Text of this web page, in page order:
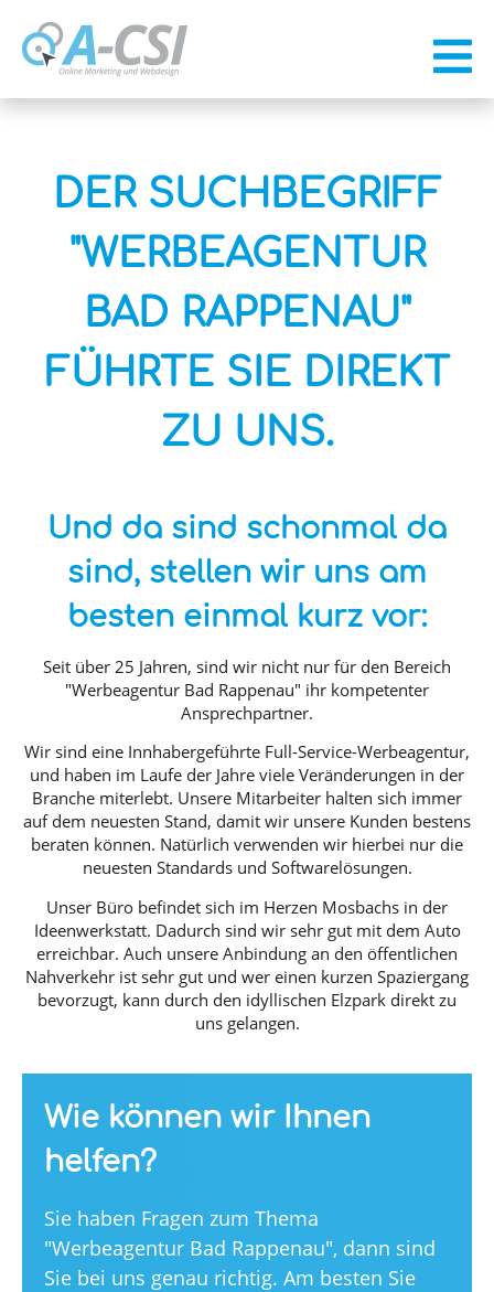
DER SUCHBEGRIFF
"WERBEAGENTUR
BAD RAPPENAU"
FÜHRTE SIE DIREKT
ZU UNS.
Und da sind schonmal da
sind, stellen wir uns am
besten einmal kurz vor:
Seit über 25 Jahren, sind wir nicht nur für den Bereich
"Werbeagentur Bad Rappenau" ihr kompetenter
Ansprechpartner.
Wir sind eine Innhabergeführte Full-Service-Werbeagentur,
und haben im Laufe der Jahre viele Veränderungen in der
Branche miterlebt. Unsere Mitarbeiter halten sich immer
auf dem neuesten Stand, damit wir unsere Kunden bestens
beraten können. Natürlich verwenden wir hierbei nur die
neuesten Standards und Softwarelösungen.
Unser Büro befindet sich im Herzen Mosbachs in der
Ideenwerkstatt. Dadurch sind wir sehr gut mit dem Auto
erreichbar. Auch unsere Anbindung an den öffentlichen
Nahverkehr ist sehr gut und wer einen kurzen Spaziergang
bevorzugt, kann durch den idyllischen Elzpark direkt zu
uns gelangen.
Wie können wir Ihnen
helfen?
Sie haben Fragen zum Thema
"Werbeagentur Bad Rappenau", dann sind
Sie bei uns genau richtig. Am besten Sie